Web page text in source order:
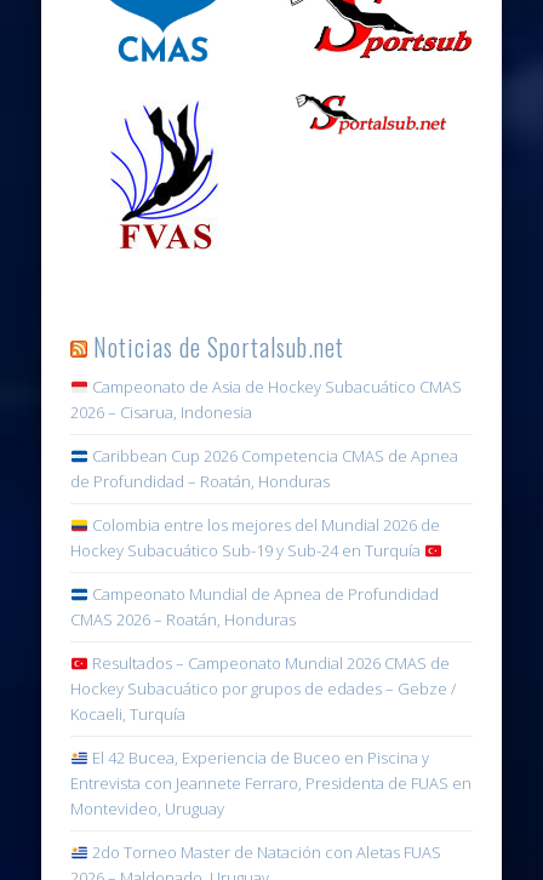
Noticias de Sportalsub.net
Campeonato de Asia de Hockey Subacuático CMAS
2026 – Cisarua, Indonesia
Caribbean Cup 2026 Competencia CMAS de Apnea
de Profundidad – Roatán, Honduras
Colombia entre los mejores del Mundial 2026 de
Hockey Subacuático Sub-19 y Sub-24 en Turquía
Campeonato Mundial de Apnea de Profundidad
CMAS 2026 – Roatán, Honduras
Resultados – Campeonato Mundial 2026 CMAS de
Hockey Subacuático por grupos de edades – Gebze /
Kocaeli, Turquía
El 42 Bucea, Experiencia de Buceo en Piscina y
Entrevista con Jeannete Ferraro, Presidenta de FUAS en
Montevideo, Uruguay
2do Torneo Master de Natación con Aletas FUAS